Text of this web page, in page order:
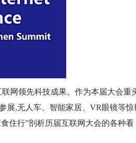
网领先科技成果。作为本届大会重
展,无人车、智能家居、VR眼镜等惊
住行”剖析历届互联网大会的各种看